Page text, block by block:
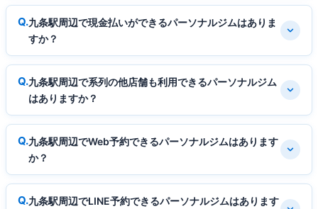
九条駅周辺で現金払いができるパーソナルジムはありま
すか？
九条駅周辺で系列の他店舗も利用できるパーソナルジム
はありますか？
九条駅周辺でWeb予約できるパーソナルジムはあります
か？
九条駅周辺でLINE予約できるパーソナルジムはあります